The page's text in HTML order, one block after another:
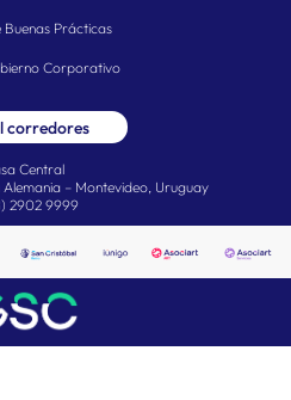
Prácticas
Corporativo
corredores
Central
– Montevideo, Uruguay
2902 9999